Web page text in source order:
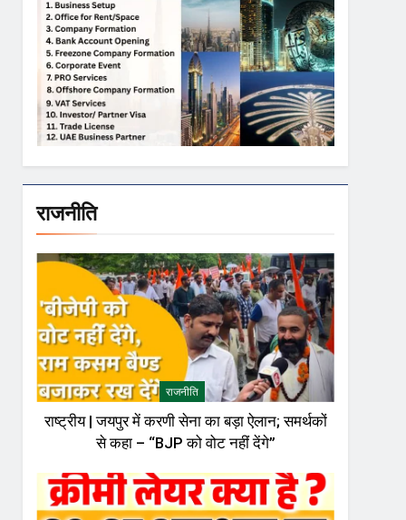
राजनीति
राजनीति
राष्ट्रीय | जयपुर में करणी सेना का बड़ा ऐलान; समर्थकों
से कहा – “BJP को वोट नहीं देंगे”